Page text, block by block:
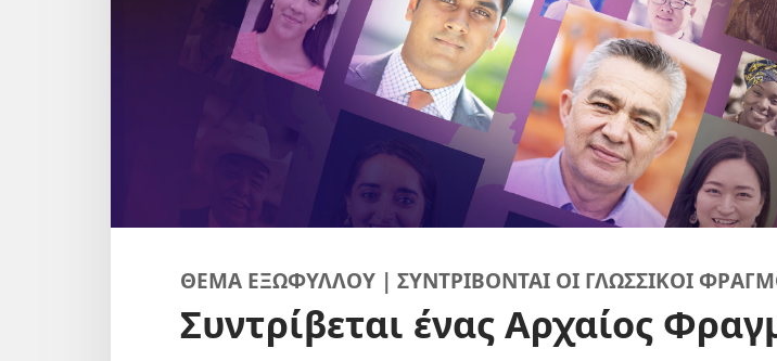
ΘΕΜΑ ΕΞΩΦΥΛΛΟΥ | ΣΥΝΤΡΙΒΟΝΤΑΙ ΟΙ ΓΛΩΣΣΙΚΟΙ
Συντρίβεται ένας Αρχαίος